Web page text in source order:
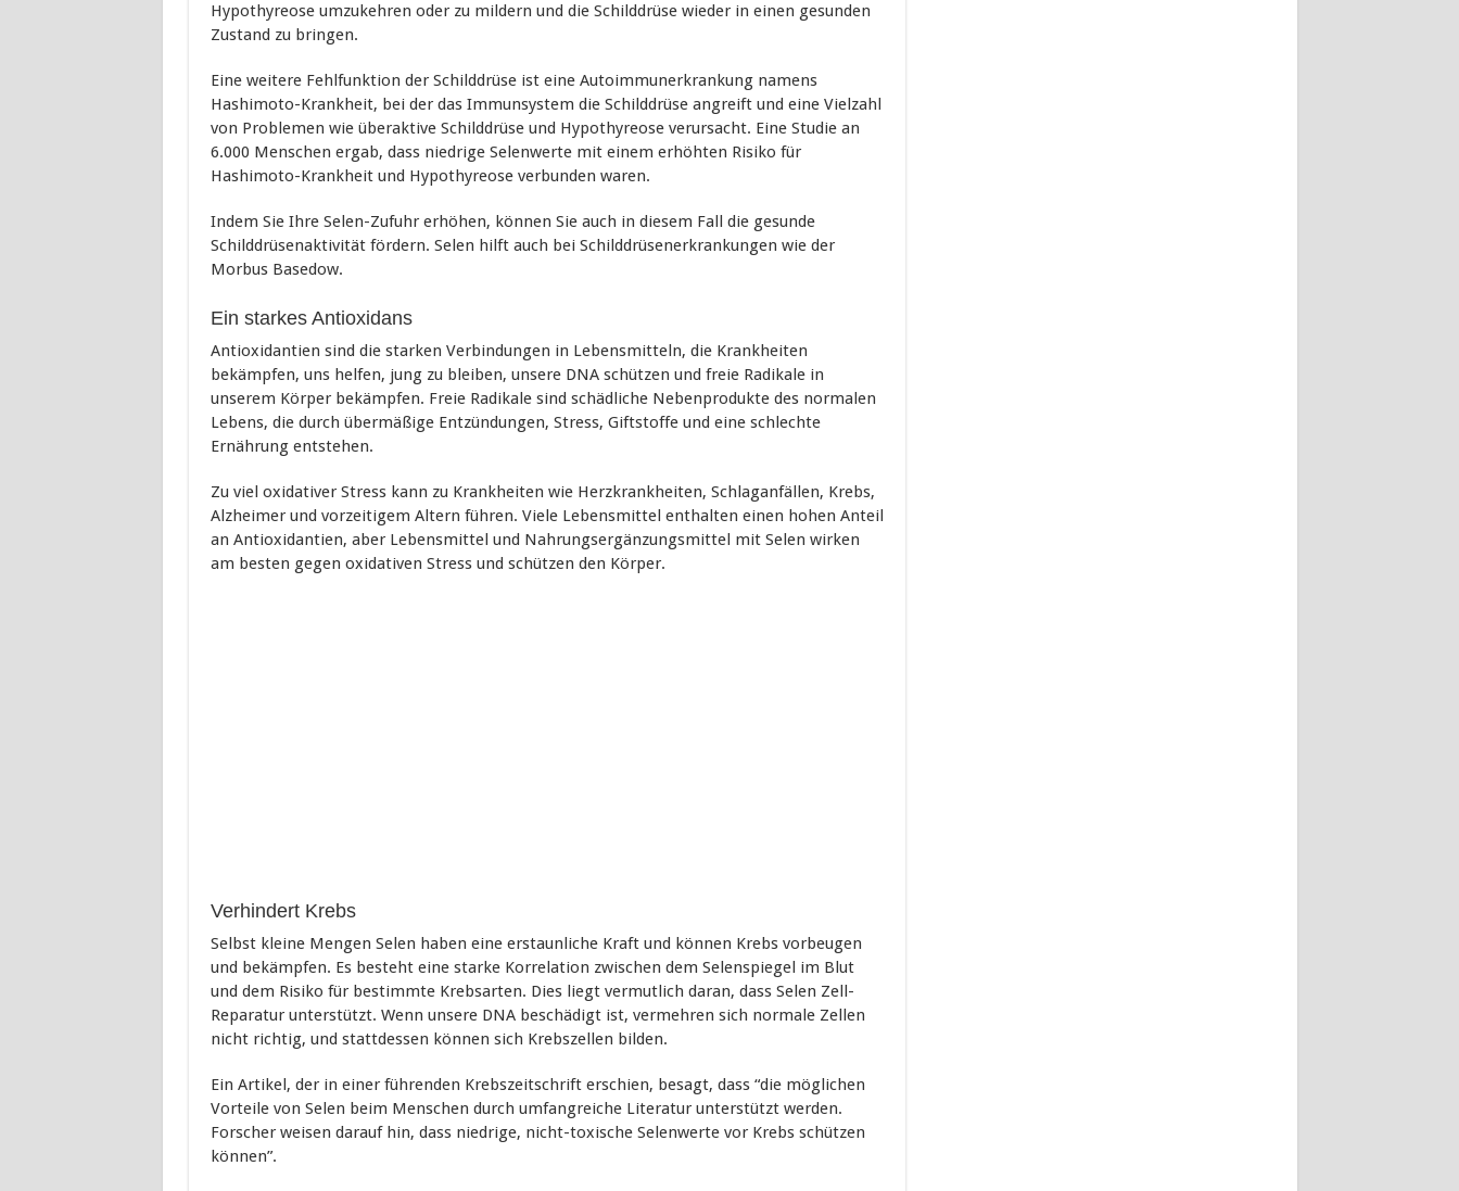
Hypothyreose umzukehren oder zu mildern und die Schilddrüse wieder in einen gesunden
Zustand zu bringen.
Eine weitere Fehlfunktion der Schilddrüse ist eine Autoimmunerkrankung namens
Hashimoto-Krankheit, bei der das Immunsystem die Schilddrüse angreift und eine Vielzahl
von Problemen wie überaktive Schilddrüse und Hypothyreose verursacht. Eine Studie an
6.000 Menschen ergab, dass niedrige Selenwerte mit einem erhöhten Risiko für
Hashimoto-Krankheit und Hypothyreose verbunden waren.
Indem Sie Ihre Selen-Zufuhr erhöhen, können Sie auch in diesem Fall die gesunde
Schilddrüsenaktivität fördern. Selen hilft auch bei Schilddrüsenerkrankungen wie der
Morbus Basedow.
Ein starkes Antioxidans
Antioxidantien sind die starken Verbindungen in Lebensmitteln, die Krankheiten
bekämpfen, uns helfen, jung zu bleiben, unsere DNA schützen und freie Radikale in
unserem Körper bekämpfen. Freie Radikale sind schädliche Nebenprodukte des normalen
Lebens, die durch übermäßige Entzündungen, Stress, Giftstoffe und eine schlechte
Ernährung entstehen.
Zu viel oxidativer Stress kann zu Krankheiten wie Herzkrankheiten, Schlaganfällen, Krebs,
Alzheimer und vorzeitigem Altern führen. Viele Lebensmittel enthalten einen hohen Anteil
an Antioxidantien, aber Lebensmittel und Nahrungsergänzungsmittel mit Selen wirken
am besten gegen oxidativen Stress und schützen den Körper.
Verhindert Krebs
Selbst kleine Mengen Selen haben eine erstaunliche Kraft und können Krebs vorbeugen
und bekämpfen. Es besteht eine starke Korrelation zwischen dem Selenspiegel im Blut
und dem Risiko für bestimmte Krebsarten. Dies liegt vermutlich daran, dass Selen Zell-
Reparatur unterstützt. Wenn unsere DNA beschädigt ist, vermehren sich normale Zellen
nicht richtig, und stattdessen können sich Krebszellen bilden.
Ein Artikel, der in einer führenden Krebszeitschrift erschien, besagt, dass “die möglichen
Vorteile von Selen beim Menschen durch umfangreiche Literatur unterstützt werden.
Forscher weisen darauf hin, dass niedrige, nicht-toxische Selenwerte vor Krebs schützen
können”.